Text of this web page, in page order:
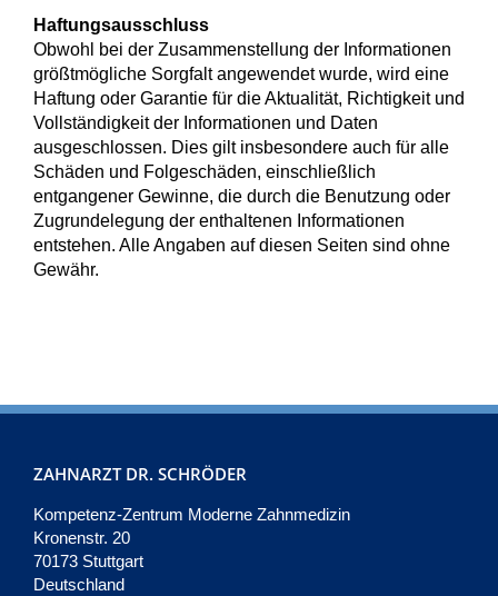
Haftungsausschluss
Obwohl bei der Zusammenstellung der Informationen
größtmögliche Sorgfalt angewendet wurde, wird eine
Haftung oder Garantie für die Aktualität, Richtigkeit und
Vollständigkeit der Informationen und Daten
ausgeschlossen. Dies gilt insbesondere auch für alle
Schäden und Folgeschäden, einschließlich
entgangener Gewinne, die durch die Benutzung oder
Zugrundelegung der enthaltenen Informationen
entstehen. Alle Angaben auf diesen Seiten sind ohne
Gewähr.
ZAHNARZT DR. SCHRÖDER
Kompetenz-Zentrum Moderne Zahnmedizin
Kronenstr. 20
70173 Stuttgart
Deutschland